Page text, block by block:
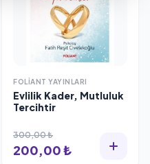
FOLIANT YAYINLARI
Evlilik Kader, Mutluluk
Tercihtir
300,00 ₺
200,00 ₺